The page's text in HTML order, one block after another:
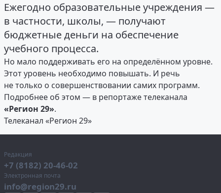
Ежегодно образовательные учреждения —
в частности, школы, — получают
бюджетные деньги на обеспечение
учебного процесса.
Но мало поддерживать его на определённом уровне.
Этот уровень необходимо повышать. И речь
не только о совершенствовании самих программ.
Подробнее об этом — в репортаже телеканала
«Регион 29».
Телеканал «Регион 29»
Редакция
+7 (8182) 20-46-02
Электронная почта
info@region29.ru